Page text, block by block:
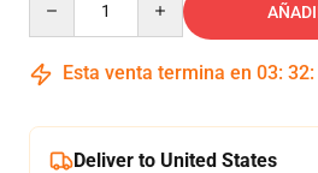
Esta venta termina en 03: 32:
Deliver to United States